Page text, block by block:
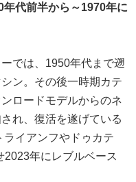
代前半から～1970年に
では、1950年代まで遡
ン。その後一時期カテ
ロードモデルからのネ
れ、復活を遂げている
イアンフやドゥカテ
2023年にレブルベース